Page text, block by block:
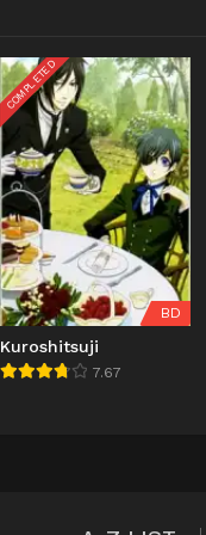
COMPLETED
BD
Kuroshitsuji
7.67